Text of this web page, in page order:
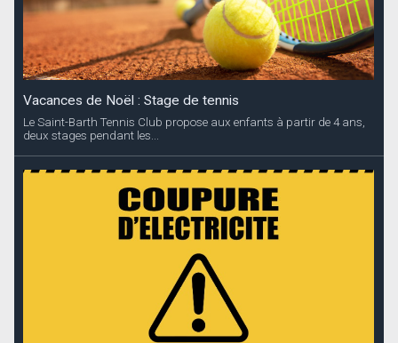
Vacances de Noël : Stage de tennis
Le Saint-Barth Tennis Club propose aux enfants à partir de 4 ans,
deux stages pendant les...